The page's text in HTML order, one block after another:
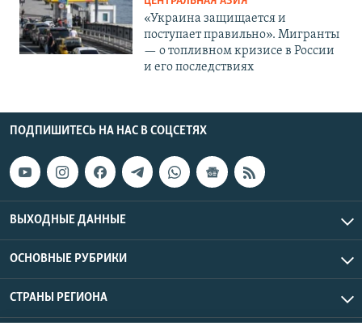
«Украина защищается и
поступает правильно». Мигранты
— о топливном кризисе в России
и его последствиях
ПОДПИШИТЕСЬ НА НАС В СОЦСЕТЯХ
ВЫХОДНЫЕ ДАННЫЕ
ОСНОВНЫЕ РУБРИКИ
СТРАНЫ РЕГИОНА